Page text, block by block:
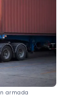
armada